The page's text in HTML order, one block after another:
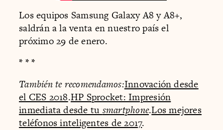
Los equipos Samsung Galaxy A8 y A8+,
saldrán a la venta en nuestro país el
próximo 29 de enero.
* * *
También te recomendamos:Innovación desde
el CES 2018.HP Sprocket: Impresión
inmediata desde tu smartphone.Los mejores
teléfonos inteligentes de 2017.